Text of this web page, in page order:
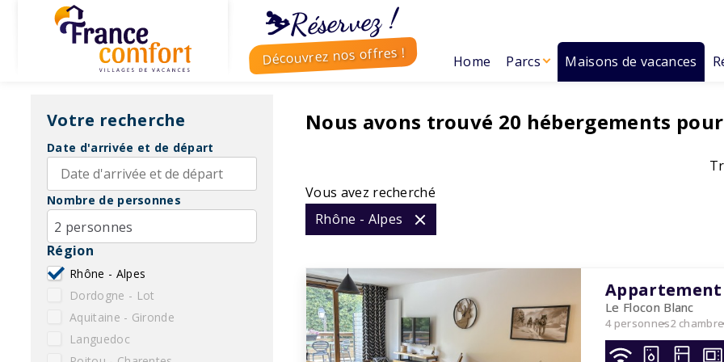
⛷️Réservez !
Découvrez nos offres ! Home Parcs Maisons de vacances
Votre recherche
Date d'arrivée et de départ
Nombre de personnes
2 personnes
Région
Dordogne - Lot
Aquitaine - Gironde
Languedoc
Rhône - Alpes
Nous avons trouvé 20 hébergements
Vous avez recherché
Rhône - Alpes
Appartement
Le Flocon Blanc
4 personnes2